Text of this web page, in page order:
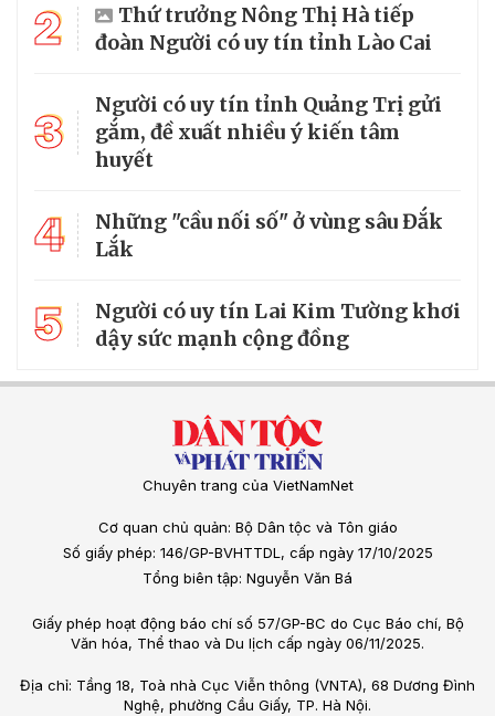
2
Thứ trưởng Nông Thị Hà tiếp
đoàn Người có uy tín tỉnh Lào Cai
3
Người có uy tín tỉnh Quảng Trị gửi
gắm, đề xuất nhiều ý kiến tâm
huyết
4
Những "cầu nối số" ở vùng sâu Đắk
Lắk
5
Người có uy tín Lai Kim Tường khơi
dậy sức mạnh cộng đồng
Chuyên trang của VietNamNet
Cơ quan chủ quản: Bộ Dân tộc và Tôn giáo
Số giấy phép: 146/GP-BVHTTDL, cấp ngày 17/10/2025
Tổng biên tập: Nguyễn Văn Bá
Giấy phép hoạt động báo chí số 57/GP-BC do Cục Báo chí, Bộ
Văn hóa, Thể thao và Du lịch cấp ngày 06/11/2025.
Địa chỉ: Tầng 18, Toà nhà Cục Viễn thông (VNTA), 68 Dương Đình
Nghệ, phường Cầu Giấy, TP. Hà Nội.